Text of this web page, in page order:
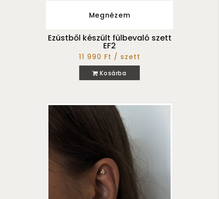
Megnézem
Ezüstből készült fülbevaló szett
EF2
11 990 Ft / szett
Kosárba